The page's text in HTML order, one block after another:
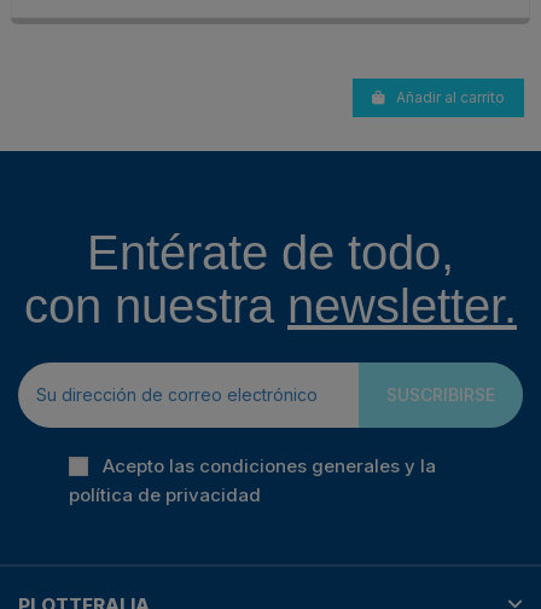
Añadir al carrito
Entérate de todo,
con nuestra newsletter.
SUSCRIBIRSE
Acepto las condiciones generales y la
política de privacidad
PLOTTERALIA